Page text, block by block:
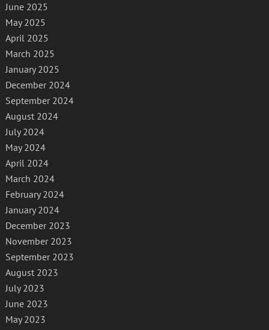
June 2025
May 2025
April 2025
March 2025
January 2025
December 2024
September 2024
August 2024
July 2024
May 2024
April 2024
March 2024
February 2024
January 2024
December 2023
November 2023
September 2023
August 2023
July 2023
June 2023
May 2023